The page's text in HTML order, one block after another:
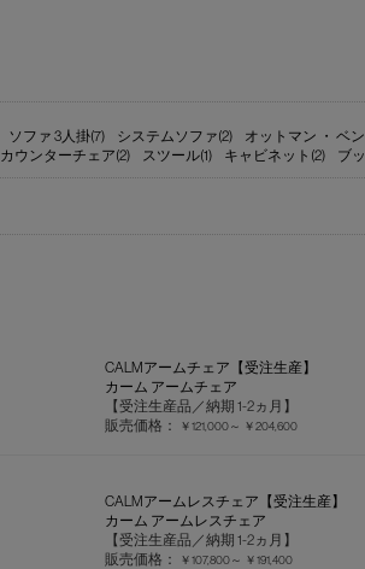
ソファ 3人掛(7) システムソファ(2) オットマン ・ ベ
カウンターチェア(2) スツール(1) キャビネット(2) ブ
CALMアームチェア【受注生産】
カーム アームチェア
【受注生産品／納期 1-2ヵ月】
販売価格：
￥121,000～ ￥204,600
CALMアームレスチェア【受注生産】
カーム アームレスチェア
【受注生産品／納期 1-2ヵ月】
販売価格：
￥107,800～ ￥191,400